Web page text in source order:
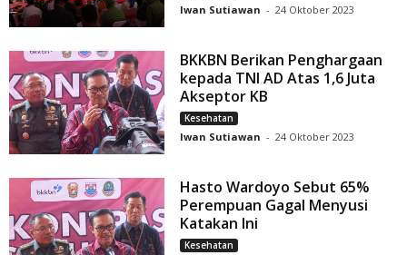
Iwan Sutiawan - 24 Oktober 2023
BKKBN Berikan Penghargaan
kepada TNI AD Atas 1,6 Juta
Akseptor KB
Kesehatan
Iwan Sutiawan - 24 Oktober 2023
Hasto Wardoyo Sebut 65%
Perempuan Gagal Menyusi
Katakan Ini
Kesehatan